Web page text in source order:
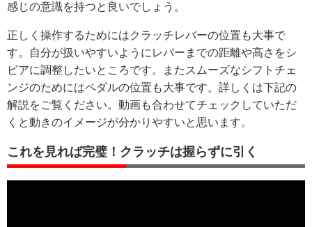
感じの意識を持つと良いでしょう。
正しく操作するためにはクラッチレバーの位置も大事で
す。自分が扱いやすいようにレバーまでの距離や高さをシ
ビアに調整したいところです。またスムーズなシフトチェ
ンジのためにはペダルの位置も大事です。詳しくは下記の
解説をご覧ください。動画も合わせてチェックしていただ
くと動きのイメージが分かりやすいと思います。
これを見れば完璧！クラッチは握らずに引く